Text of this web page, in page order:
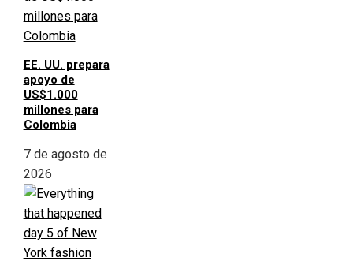
EE. UU. prepara
apoyo de
US$1.000
millones para
Colombia
7 de agosto de
2026